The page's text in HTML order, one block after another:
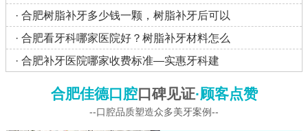
· 合肥树脂补牙多少钱一颗，树脂补牙后可以
· 合肥看牙科哪家医院好？树脂补牙材料怎么
· 合肥补牙医院哪家收费标准—实惠牙科建
合肥佳德口腔口碑见证·顾客点赞
--口腔品质塑造众多美牙案例--